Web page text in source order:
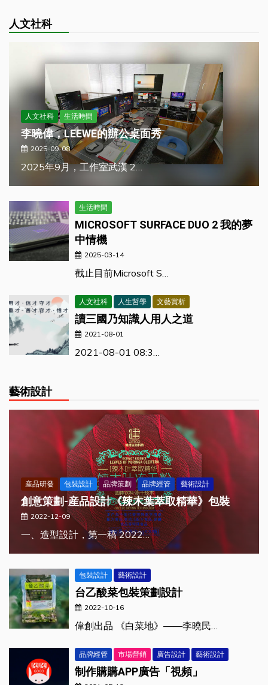
人文社科
人文社科 生活時間
李曉偉，LEEWE的辦公桌面秀
2025-09-08
2025年9月，工作室武漢 2…
生活時間
MICROSOFT SURFACE DUO 2 我的夢
中情機
2025-03-14
截止目前Microsoft S…
人文社科 人生哲學 文藝賞析
讀三國乃知識人用人之道
2021-08-01
2021-08-01 08:3…
藝術設計
産品研發 包裝設計 品牌策劃 品牌經管 藝術設計
創意策劃-産品設計《辣木葉萃取精華》包裝
2022-12-09
一、造型設計，第一稿 2022…
包裝設計 藝術設計
台乙酸菜包裝策劃設計
2022-10-16
偉創出品 《白菜地》——李曉民…
品牌經管 市場營銷 廣告設計 藝術設計
制作購購APP廣告「視頻」